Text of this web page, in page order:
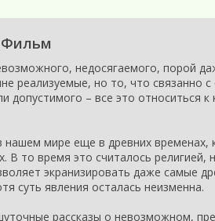
недосягаемого, порой
реализуемые, но то, что связанно
допустимого – все это относиться к
нашем мире еще в древних временах,
В то время это считалось религией,
экранизировать даже самые
суть явления осталась неизменна.
рассказы о невозможном,